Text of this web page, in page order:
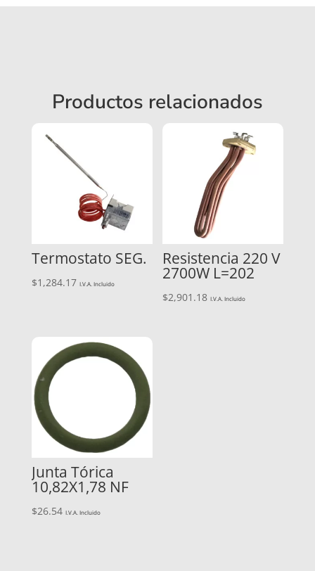
Productos relacionados
Termostato SEG.
$1,284.17 I.V.A. Incluido
Resistencia 220 V
2700W L=202
$2,901.18 I.V.A. Incluido
Junta Tórica
10,82X1,78 NF
$26.54 I.V.A. Incluido